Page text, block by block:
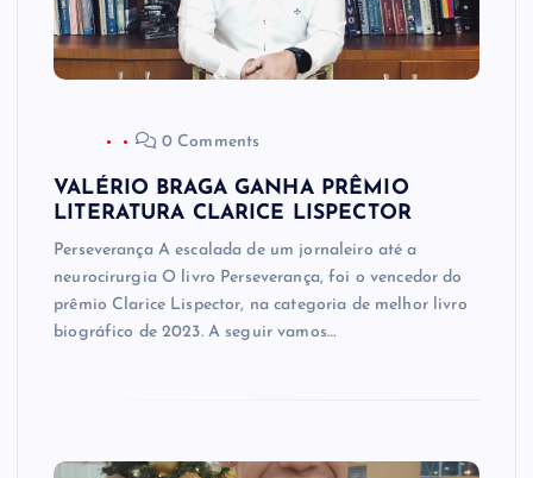
0 Comments
VALÉRIO BRAGA GANHA PRÊMIO
LITERATURA CLARICE LISPECTOR
Perseverança A escalada de um jornaleiro até a
neurocirurgia O livro Perseverança, foi o vencedor do
prêmio Clarice Lispector, na categoria de melhor livro
biográfico de 2023. A seguir vamos…